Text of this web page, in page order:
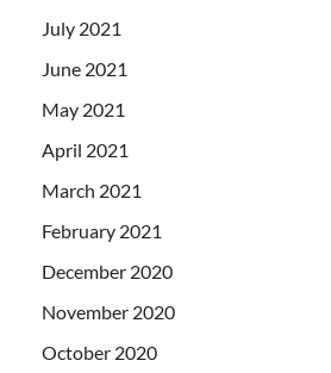
July 2021
June 2021
May 2021
April 2021
March 2021
February 2021
December 2020
November 2020
October 2020